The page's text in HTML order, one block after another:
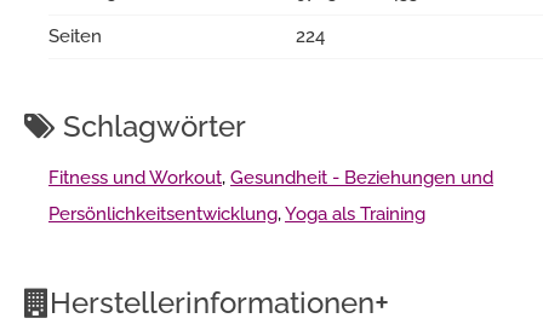
Seiten
224
Schlagwörter
Fitness und Workout, Gesundheit - Beziehungen und
Persönlichkeitsentwicklung,Yoga als Training
Herstellerinformationen+